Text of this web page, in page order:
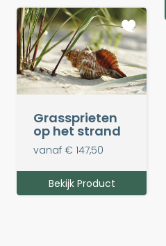
Grassprieten
op het strand
vanaf € 147,50
Bekijk Product